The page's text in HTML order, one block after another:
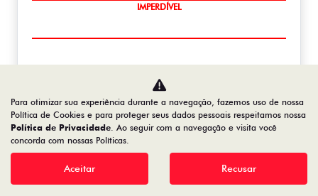
IMPERDÍVEL
CNPJ E MICROEMPRESÁRIO
De: R$ 290.490,00
R$ 232.392,00
Saiba mais
Para otimizar sua experiência durante a navegação, fazemos uso de nossa
Política de Cookies e para proteger seus dados pessoais respeitamos nossa
Política de Privacidade. Ao seguir com a navegação e visita você
concorda com nossas Políticas.
Aceitar Recusar